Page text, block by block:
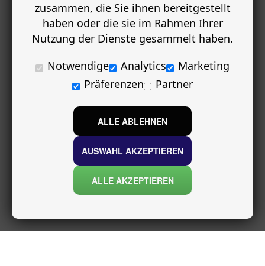
zusammen, die Sie ihnen bereitgestellt
haben oder die sie im Rahmen Ihrer
Nutzung der Dienste gesammelt haben.
Notwendige
Analytics
Marketing
Präferenzen
Partner
ALLE ABLEHNEN
AUSWAHL AKZEPTIEREN
ALLE AKZEPTIEREN